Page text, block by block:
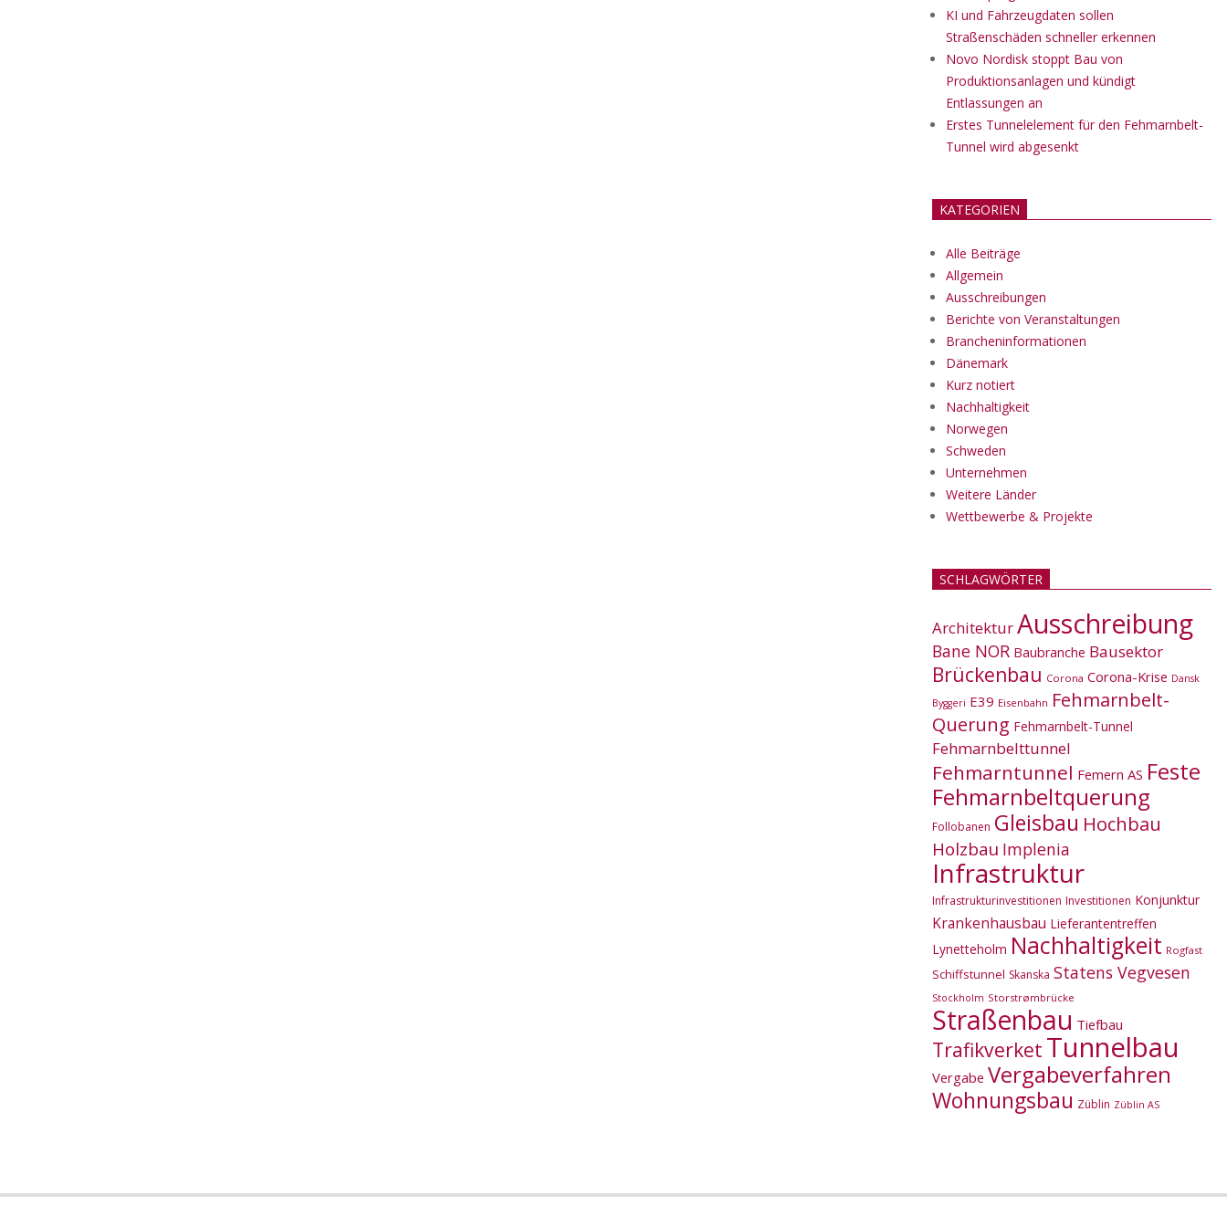
KI und Fahrzeugdaten sollen
Straßenschäden schneller erkennen
Novo Nordisk stoppt Bau von
Produktionsanlagen und kündigt
Entlassungen an
Erstes Tunnelelement für den Fehmarnbelt-
Tunnel wird abgesenkt
KATEGORIEN
Alle Beiträge
Allgemein
Ausschreibungen
Berichte von Veranstaltungen
Brancheninformationen
Dänemark
Kurz notiert
Nachhaltigkeit
Norwegen
Schweden
Unternehmen
Weitere Länder
Wettbewerbe & Projekte
SCHLAGWÖRTER
ArchitekturAusschreibung
Bane NOR Baubranche Bausektor
Brückenbau Corona Corona-Krise Dansk
Byggeri E39 Eisenbahn Fehmarnbelt-
Querung Fehmarnbelt-Tunnel
Fehmarnbelttunnel
Fehmarntunnel Femern AS Feste
Fehmarnbeltquerung
Follobanen Gleisbau Hochbau
Holzbau Implenia
Infrastruktur
Infrastrukturinvestitionen Investitionen Konjunktur
Krankenhausbau Lieferantentreffen
Lynetteholm Nachhaltigkeit Rogfast
Schiffstunnel Skanska Statens Vegvesen
Stockholm Storstrømbrücke
Straßenbau Tiefbau
Trafikverket Tunnelbau
Vergabe Vergabeverfahren
Wohnungsbau Züblin Züblin AS